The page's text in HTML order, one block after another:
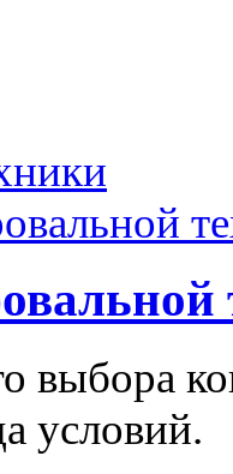
выбора
условий.